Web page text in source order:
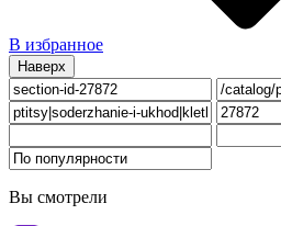
В избранное
Наверх
Вы смотрели